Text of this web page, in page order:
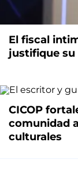
El fiscal
justifique
CICOP
comunidad
culturales